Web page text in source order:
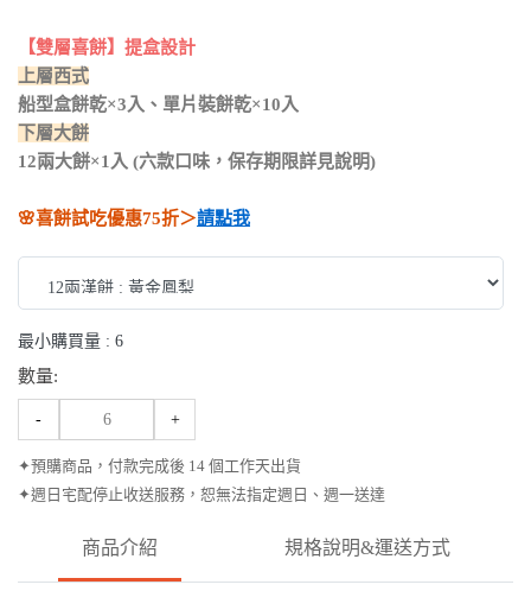
【雙層喜餅】提盒設計
上層西式
船型盒餅乾×3入、單片裝餅乾×10入
下層大餅
12兩大餅×1入 (六款口味，保存期限詳見說明)
🌸喜餅試吃優惠75折＞請點我
最小購買量 : 6
數量:
- +
✦預購商品，付款完成後 14 個工作天出貨
✦週日宅配停止收送服務，恕無法指定週日、週一送達
商品介紹 規格說明&運送方式